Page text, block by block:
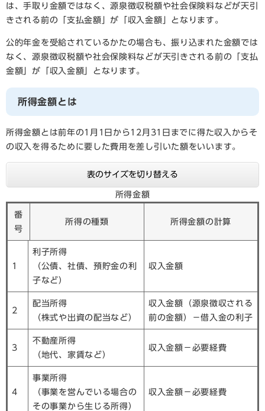
は、手取り金額ではなく、源泉徴収税額や社会保険料などが天引
きされる前の「支払金額」が「収入金額」となります。
公的年金を受給されているかたの場合も、振り込まれた金額では
なく、源泉徴収税額や社会保険料などが天引きされる前の「支払
金額」が「収入金額」となります。
所得金額とは
所得金額とは前年の1月1日から12月31日までに得た収入からそ
の収入を得るために要した費用を差し引いた額をいいます。
表のサイズを切り替える
所得金額
番
号
所得の種類 所得金額の計算
1
利子所得
（公債、社債、預貯金の利
子など）
収入金額
2
配当所得
（株式や出資の配当など）
収入金額（源泉徴収される
前の金額）－借入金の利子
3
不動産所得
（地代、家賃など）
収入金額－必要経費
4
事業所得
（事業を営んでいる場合の
その事業から生じる所得）
収入金額－必要経費